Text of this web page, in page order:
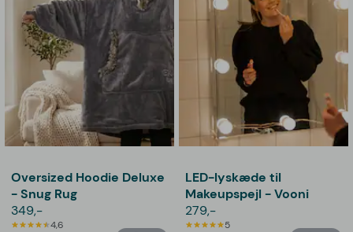
Oversized Hoodie Deluxe
- Snug Rug
349,-
4,6
LED-lyskæde til
Makeupspejl - Vooni
279,-
5